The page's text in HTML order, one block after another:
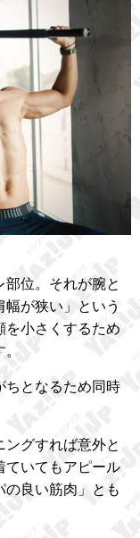
位。それが腕と
が狭い」という
を小さくするため
ちとなるため同時
グすれば意外と
ていてもアピール
の良い筋肉」とも